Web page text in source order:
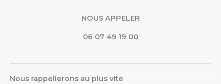
NOUS APPELER
06 07 49 19 00
Nous rappellerons au plus vite